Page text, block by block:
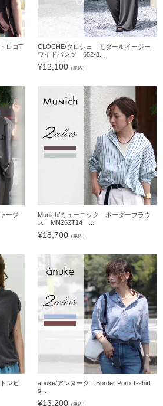
ロゴT
CLOCHE/クロシェ モダールイージー
ワイドパンツ 652-8...
¥12,100 （税込）
ージ
Munich/ミューニック ボーダーブラウ
ス MN262T14 ...
¥18,700 （税込）
ンピ
anuke/アンヌーク Border Poro T-shirt
s...
¥13,200 （税込）